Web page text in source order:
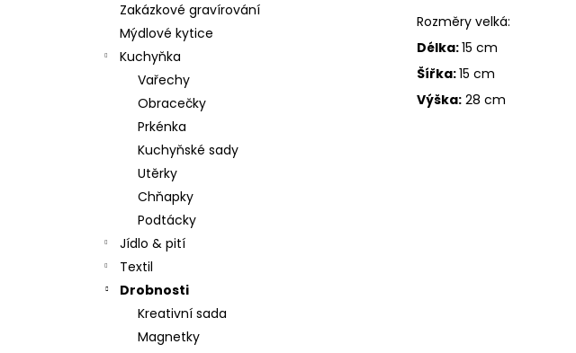
Zakázkové gravírování
Mýdlové kytice
Kuchyňka
Vařechy
Obracečky
Prkénka
Kuchyňské sady
Utěrky
Chňapky
Podtácky
Jídlo & pití
Textil
Drobnosti
Kreativní sada
Magnetky
Rozměry velká:
Délka:15 cm
Šířka:15 cm
Výška: 28 cm